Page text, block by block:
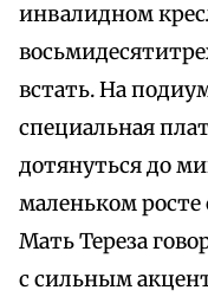
инвалидном
встать. На
специальная
дотянуться до
маленьком росте
Мать Тереза
с сильным